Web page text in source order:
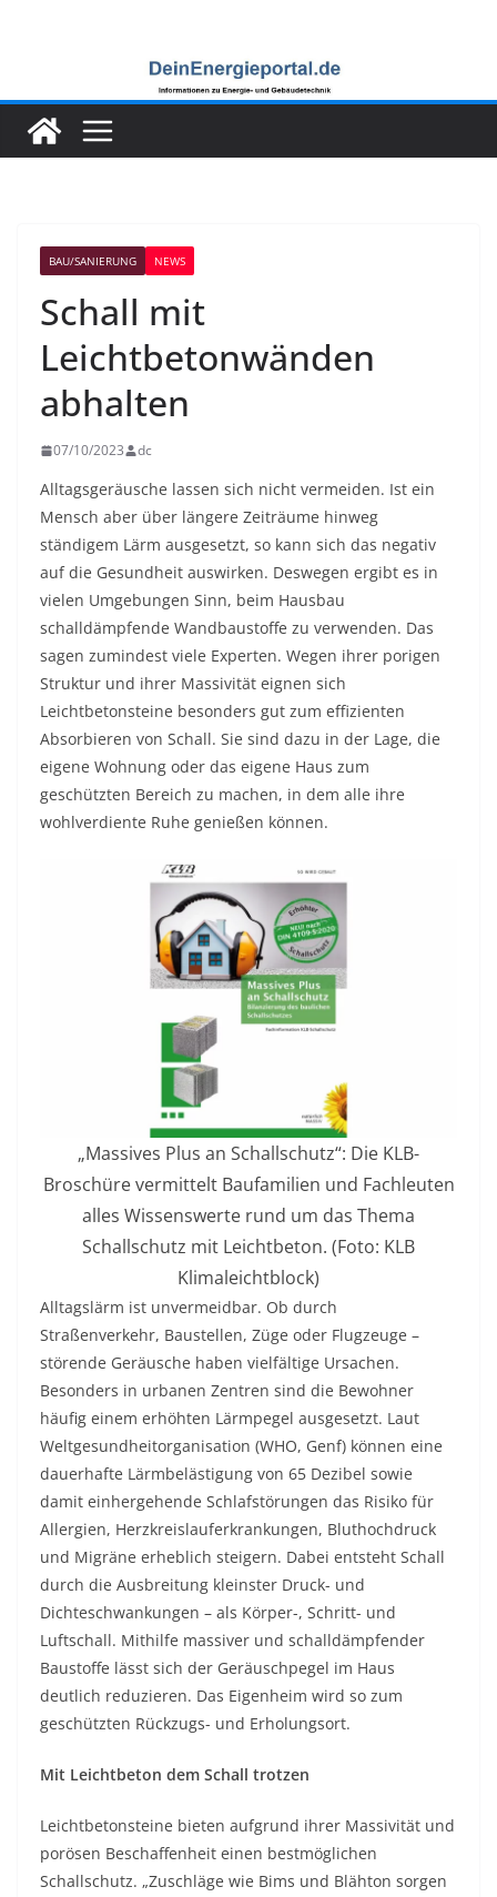
BAU/SANIERUNG NEWS
Schall mit
Leichtbetonwänden
abhalten
07/10/2023 dc
Alltagsgeräusche lassen sich nicht vermeiden. Ist ein
Mensch aber über längere Zeiträume hinweg
ständigem Lärm ausgesetzt, so kann sich das negativ
auf die Gesundheit auswirken. Deswegen ergibt es in
vielen Umgebungen Sinn, beim Hausbau
schalldämpfende Wandbaustoffe zu verwenden. Das
sagen zumindest viele Experten. Wegen ihrer porigen
Struktur und ihrer Massivität eignen sich
Leichtbetonsteine besonders gut zum effizienten
Absorbieren von Schall. Sie sind dazu in der Lage, die
eigene Wohnung oder das eigene Haus zum
geschützten Bereich zu machen, in dem alle ihre
wohlverdiente Ruhe genießen können.
„Massives Plus an Schallschutz“: Die KLB-
Broschüre vermittelt Baufamilien und Fachleuten
alles Wissenswerte rund um das Thema
Schallschutz mit Leichtbeton. (Foto: KLB
Klimaleichtblock)
Alltagslärm ist unvermeidbar. Ob durch
Straßenverkehr, Baustellen, Züge oder Flugzeuge –
störende Geräusche haben vielfältige Ursachen.
Besonders in urbanen Zentren sind die Bewohner
häufig einem erhöhten Lärmpegel ausgesetzt. Laut
Weltgesundheitorganisation (WHO, Genf) können eine
dauerhafte Lärmbelästigung von 65 Dezibel sowie
damit einhergehende Schlafstörungen das Risiko für
Allergien, Herzkreislauferkrankungen, Bluthochdruck
und Migräne erheblich steigern. Dabei entsteht Schall
durch die Ausbreitung kleinster Druck- und
Dichteschwankungen – als Körper-, Schritt- und
Luftschall. Mithilfe massiver und schalldämpfender
Baustoffe lässt sich der Geräuschpegel im Haus
deutlich reduzieren. Das Eigenheim wird so zum
geschützten Rückzugs- und Erholungsort.
Mit Leichtbeton dem Schall trotzen
Leichtbetonsteine bieten aufgrund ihrer Massivität und
porösen Beschaffenheit einen bestmöglichen
Schallschutz. „Zuschläge wie Bims und Blähton sorgen